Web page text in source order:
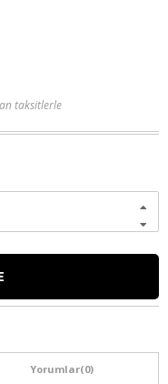
taksitlerle
Yorumlar(0)